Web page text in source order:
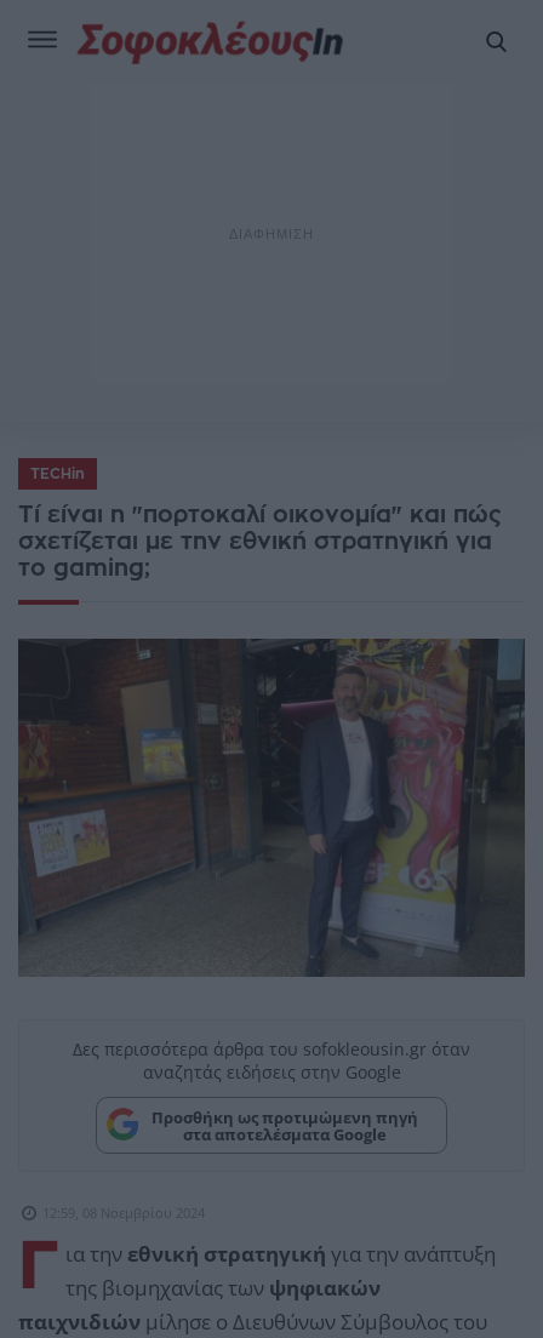
TECHin
Τί είναι η "πορτοκαλί οικονομία" και πώς
σχετίζεται με την εθνική στρατηγική για
το gaming;
Δες περισσότερα άρθρα του sofokleousin.gr όταν
αναζητάς ειδήσεις στην Google
Προσθήκη ως προτιμώμενη πηγή
στα αποτελέσματα Google
12:59, 08 Νοεμβρίου 2024
Γ ια την εθνική στρατηγική για την ανάπτυξη
της βιομηχανίας των ψηφιακών
παιχνιδιών μίλησε ο Διευθύνων Σύμβουλος του